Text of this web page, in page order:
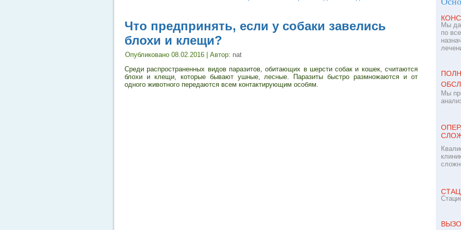
Что предпринять, если у собаки завелись
блохи и клещи?
Опубликовано 08.02.2016 Автор: nat
Среди распространенных видов паразитов, обитающих в шерсти собак и кошек, считаются
блохи и клещи, которые бывают ушные, лесные. Паразиты быстро размножаются и от
одного животного передаются всем контактирующим особям.
Мы
по
Мы